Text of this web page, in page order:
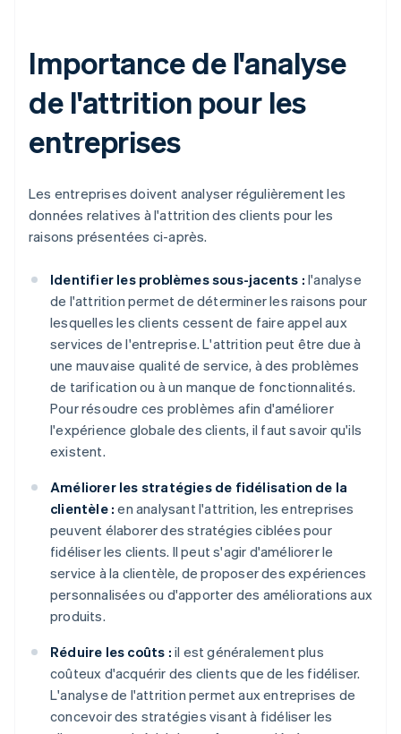
Importance de l'analyse
de l'attrition pour les
entreprises
Les entreprises doivent analyser régulièrement les
données relatives à l'attrition des clients pour les
raisons présentées ci-après.
Identifier les problèmes sous-jacents : l'analyse
de l'attrition permet de déterminer les raisons pour
lesquelles les clients cessent de faire appel aux
services de l'entreprise. L'attrition peut être due à
une mauvaise qualité de service, à des problèmes
de tarification ou à un manque de fonctionnalités.
Pour résoudre ces problèmes afin d'améliorer
l'expérience globale des clients, il faut savoir qu'ils
existent.
Améliorer les stratégies de fidélisation de la
clientèle : en analysant l'attrition, les entreprises
peuvent élaborer des stratégies ciblées pour
fidéliser les clients. Il peut s'agir d'améliorer le
service à la clientèle, de proposer des expériences
personnalisées ou d'apporter des améliorations aux
produits.
Réduire les coûts : il est généralement plus
coûteux d'acquérir des clients que de les fidéliser.
L'analyse de l'attrition permet aux entreprises de
concevoir des stratégies visant à fidéliser les